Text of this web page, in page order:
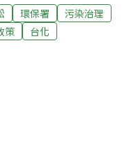
元，縣府則向台中高等
兩度提訴願 環署駁回縣
電廠關廠至今已逾六年
環保署
污染治理
策 台化